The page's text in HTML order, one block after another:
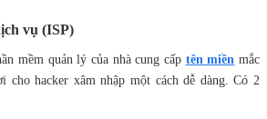
vụ (ISP)
mềm quản lý của nhà cung cấp tên miền mắc
cho hacker xâm nhập một cách dễ dàng. Có 2